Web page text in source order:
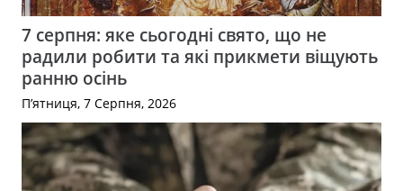
7 серпня: яке сьогодні свято, що не
радили робити та які прикмети віщують
ранню осінь
П’ятниця, 7 Серпня, 2026